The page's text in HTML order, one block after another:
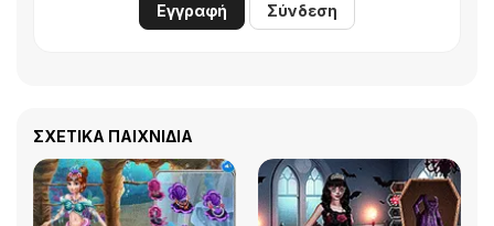
Εγγραφή Σύνδεση
ΣΧΕΤΙΚΆ ΠΑΙΧΝΊΔΙΑ